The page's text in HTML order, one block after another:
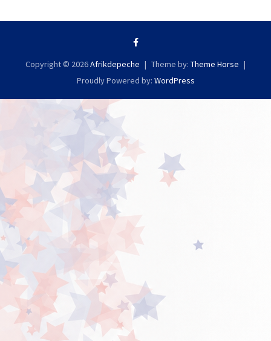
Copyright © 2026Afrikdepeche Theme by: Theme Horse
Proudly Powered by: WordPress